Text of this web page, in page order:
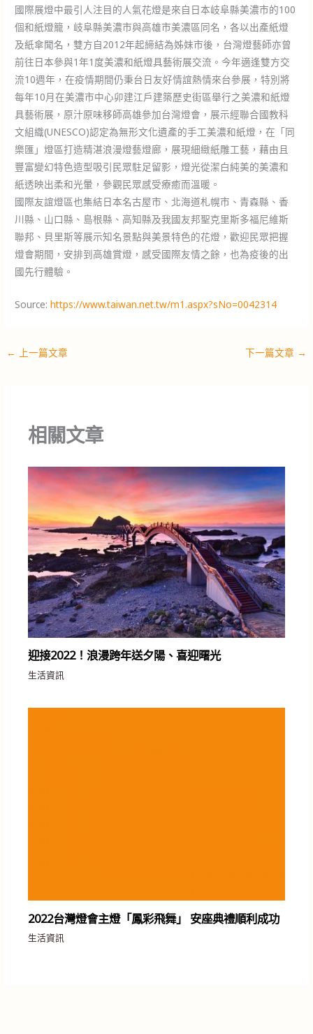
國際展燈中最引人注目的人氣花燈是來自日本岐阜縣美濃市的100
個和紙燈籠，岐阜縣美濃市與高雄市美濃區同名，各以出產紙燈
及紙傘聞名，雙方自2012年起締結為姊妹市後，台灣燈藝師亦曾
前往日本參與1年1度美濃和紙燈具藝術展交流。今年適逢雙方交
流10週年，在疫情期間仍秉台日友好情誼熱情來台參展，特別將
每年10月在美濃市中心卯建江戶建築歷史街區舉行之美濃和紙燈
具藝術展，原汁原味移師高雄參加台灣燈會，展示經聯合國教科
文組織(UNESCO)認定為無形文化遺產的手工美濃和紙燈，在「同
樂匯」燈區打造精湛浪漫燈藝燈廊，展現細緻紙雕工藝，藉由且
豐富變幻特色造型吸引民眾駐足留影，燈光從潔白純美的美濃和
紙透映出柔和光暈，參觀民眾感受療癒而溫暖。
國際友誼燈區也集結日本名古屋市、北海道札幌市、青森縣、香
川縣、山口縣、島根縣、高知縣及我國友邦聖克里斯多福尼維斯
聯邦、貝里斯等展示知名景點與美景特色的花燈，歡迎民眾把握
燈會期間，安排到高雄賞燈，感受國際友情之餘，也為疫後的出
國先行體驗。
Source:https://www.taiwan.net.tw/m1.aspx?sNo=0042314
← 上一篇文章 下一篇文章 →
相關文章
迎接2022！浪漫跨年送夕陽、喜迎曙光
生活資訊
2022台灣燈會主燈「鳳彩飛舞」 安座典禮順利成功
生活資訊